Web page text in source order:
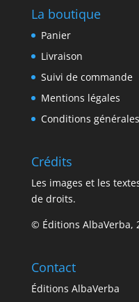
peuvent
page
du
La boutique
Panier
Livraison
Suivi de commande
Mentions légales
Conditions
Crédits
Les images et les
de droits.
© Éditions AlbaVerba,
Contact
Éditions AlbaVerba